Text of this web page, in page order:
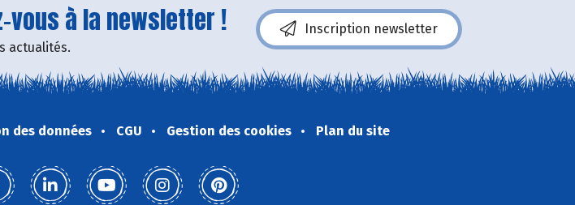
vous à la newsletter !
actualités.
Inscription newsletter
des données CGU Gestion des cookies Plan du site